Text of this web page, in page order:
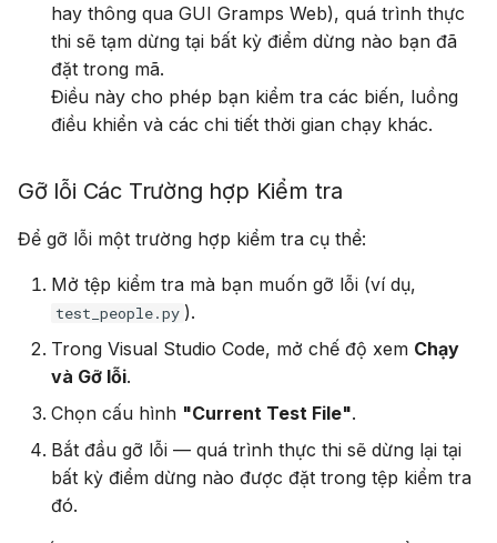
hay thông qua GUI Gramps Web), quá trình thực
thi sẽ tạm dừng tại bất kỳ điểm dừng nào bạn đã
đặt trong mã.
Điều này cho phép bạn kiểm tra các biến, luồng
điều khiển và các chi tiết thời gian chạy khác.
Gỡ lỗi Các Trường hợp Kiểm tra
Để gỡ lỗi một trường hợp kiểm tra cụ thể:
Mở tệp kiểm tra mà bạn muốn gỡ lỗi (ví dụ,
test_people.py ).
Trong Visual Studio Code, mở chế độ xem Chạy
và Gỡ lỗi.
Chọn cấu hình "Current Test File".
Bắt đầu gỡ lỗi — quá trình thực thi sẽ dừng lại tại
bất kỳ điểm dừng nào được đặt trong tệp kiểm tra
đó.